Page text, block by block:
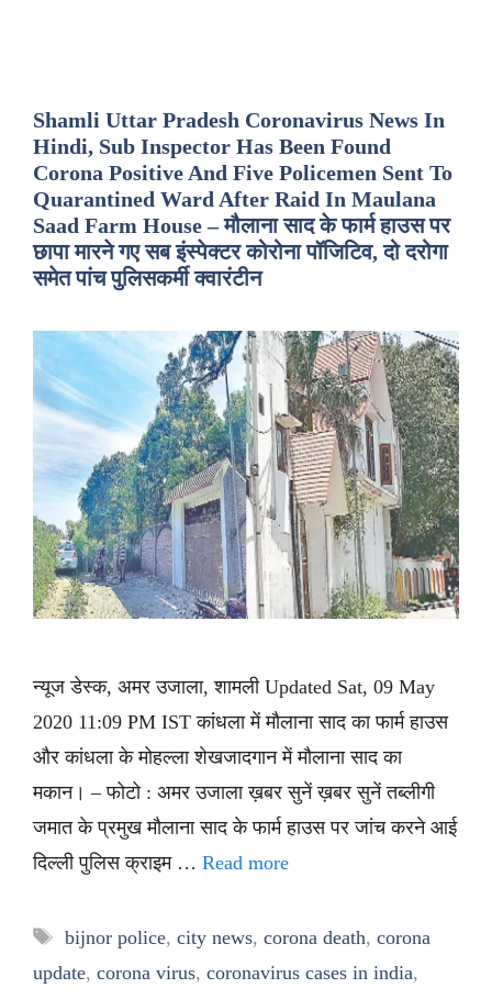
Shamli Uttar Pradesh Coronavirus News In
Hindi, Sub Inspector Has Been Found
Corona Positive And Five Policemen Sent To
Quarantined Ward After Raid In Maulana
Saad Farm House – मौलाना साद के फार्म हाउस पर
छापा मारने गए सब इंस्पेक्टर कोरोना पॉजिटिव, दो दरोगा
समेत पांच पुलिसकर्मी क्वारंटीन
न्यूज डेस्क, अमर उजाला, शामली Updated Sat, 09 May
2020 11:09 PM IST कांधला में मौलाना साद का फार्म हाउस
और कांधला के मोहल्ला शेखजादगान में मौलाना साद का
मकान। – फोटो : अमर उजाला ख़बर सुनें ख़बर सुनें तब्लीगी
जमात के प्रमुख मौलाना साद के फार्म हाउस पर जांच करने आई
दिल्ली पुलिस क्राइम … Read more
Tags
bijnor police, city news, corona death, corona
update, corona virus, coronavirus cases in india,